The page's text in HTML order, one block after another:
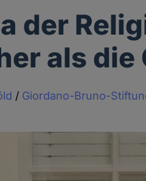
der
als die
/ Giordano-Bruno-